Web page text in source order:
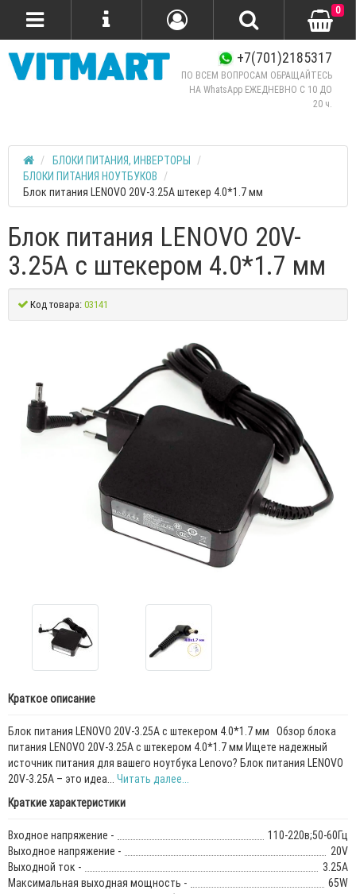
+7(701)2185317
ПО ВСЕМ ВОПРОСАМ ОБРАЩАЙТЕСЬ
НА WhatsApp ЕЖЕДНЕВНО C 10 ДО
20 ч.
0
БЛОКИ ПИТАНИЯ, ИНВЕРТОРЫ
БЛОКИ ПИТАНИЯ НОУТБУКОВ
Блок питания LENOVO 20V-3.25A штекер 4.0*1.7 мм
Блок питания LENOVO 20V-
3.25A с штекером 4.0*1.7 мм
Код товара:03141
Краткое описание
Блок питания LENOVO 20V-3.25A с штекером 4.0*1.7 мм Обзор блока
питания LENOVO 20V-3.25A с штекером 4.0*1.7 мм Ищете надежный
источник питания для вашего ноутбука Lenovo? Блок питания LENOVO
20V-3.25A – это идеа... Читать далее...
Краткие характеристики
Входное напряжение -
110-220в;50-60Гц
Выходное напряжение -
20V
Выходной ток -
3.25А
Максимальная выходная мощность -
65W